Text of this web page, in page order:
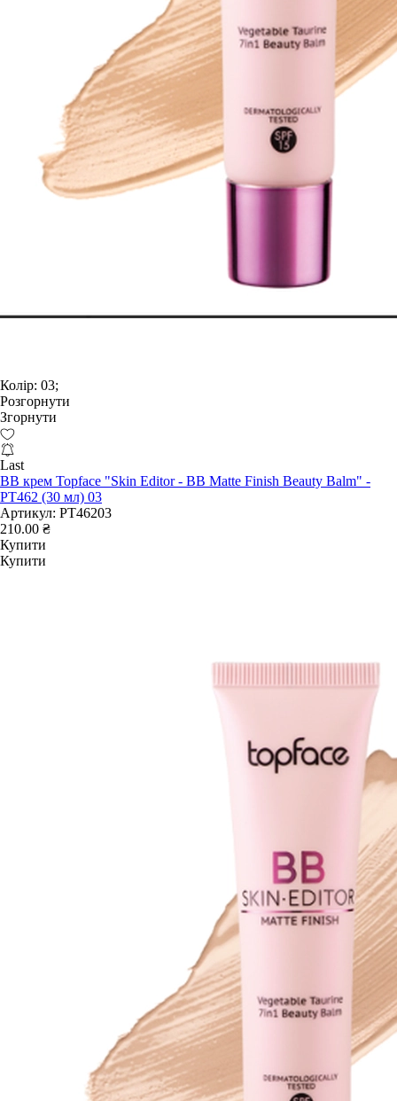
Колір: 03;
Розгорнути
Згорнути
Last
BB крем Topface "Skin Editor - BB Matte Finish Beauty Balm" -
PT462 (30 мл) 03
Артикул: PT46203
210.00 ₴
Купити
Купити